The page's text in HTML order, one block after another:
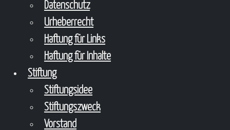
Datenschutz
Urheberrecht
Haftung für Links
Haftung für Inhalte
Stiftung
Stiftungsidee
Stiftungszweck
Vorstand